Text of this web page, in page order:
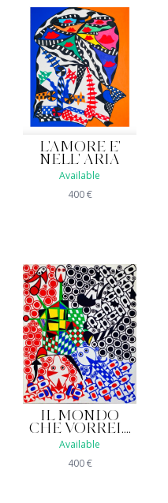
L'AMORE E'
NELL' ARIA
Available
400€
IL MONDO
CHE VORREI....
Available
400€